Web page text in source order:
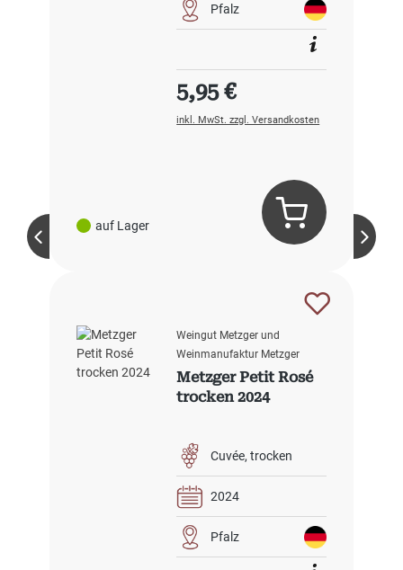
auf Lager
Pfalz
Regulärer Preis:
5,95 €
inkl. MwSt. zzgl. Versandkosten
Weingut Metzger und
Weinmanufaktur Metzger
Metzger Petit Rosé
trocken 2024
Cuvée trocken
2024
Pfalz